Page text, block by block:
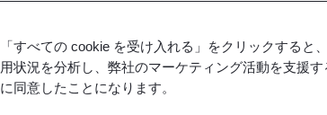
「すべての cookie を受け入れる」をクリックする
用状況を分析し、弊社のマーケティング活動を支援
に同意したことになります。